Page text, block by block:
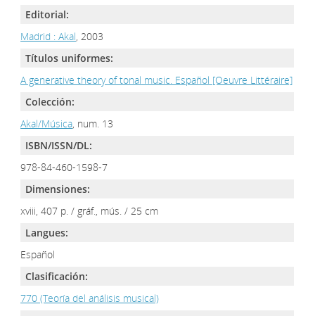
Editorial:
Madrid : Akal, 2003
Títulos uniformes:
A generative theory of tonal music. Español [Oeuvre Littéraire]
Colección:
Akal/Música, num. 13
ISBN/ISSN/DL:
978-84-460-1598-7
Dimensiones:
xviii, 407 p. / gráf., mús. / 25 cm
Langues:
Español
Clasificación:
770 (Teoría del análisis musical)